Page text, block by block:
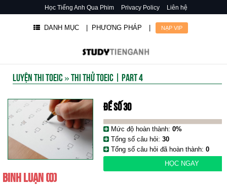
Học Tiếng Anh Qua Phim Privacy Policy Liên hệ
DANH MỤC | PHƯƠNG PHÁP NẠP VIP
LUYỆN THI TOEIC»THI THỬ TOEIC | PART 4
ĐỀ SỐ 30
Mức độ hoàn thành:0%
Tổng số câu hỏi:30
Tổng số câu hỏi đã hoàn thành:0
HỌC NGAY
BÌNH LUẬN (0)